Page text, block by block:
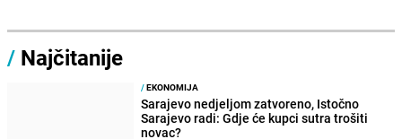
/ Najčitanije
/EKONOMIJA
Sarajevo nedjeljom zatvoreno, Istočno
Sarajevo radi: Gdje će kupci sutra trošiti
novac?